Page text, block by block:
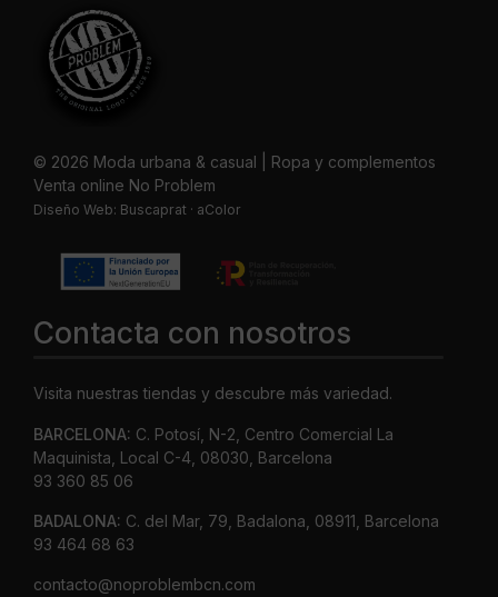
© 2026 Moda urbana & casual | Ropa y complementos
Venta online No Problem
Diseño Web: Buscaprat · aColor
Contacta con nosotros
Visita nuestras tiendas y descubre más variedad.
BARCELONA: C. Potosí, N-2, Centro Comercial La
Maquinista, Local C-4, 08030, Barcelona
93 360 85 06
BADALONA: C. del Mar, 79, Badalona, 08911, Barcelona
93 464 68 63
contacto@noproblembcn.com